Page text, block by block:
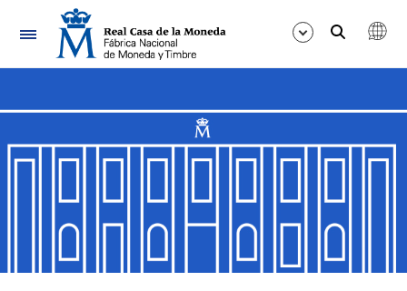
Navegació
Mostra/Amaga
Mostra/Amaga
Mostra/Amaga